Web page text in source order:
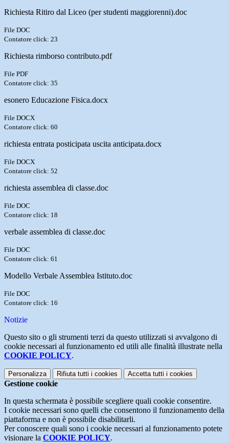
Richiesta Ritiro dal Liceo (per studenti maggiorenni).doc
File DOC
Contatore click: 23
Richiesta rimborso contributo.pdf
File PDF
Contatore click: 35
esonero Educazione Fisica.docx
File DOCX
Contatore click: 60
richiesta entrata posticipata uscita anticipata.docx
File DOCX
Contatore click: 52
richiesta assemblea di classe.doc
File DOC
Contatore click: 18
verbale assemblea di classe.doc
File DOC
Contatore click: 61
Modello Verbale Assemblea Istituto.doc
File DOC
Contatore click: 16
Notizie
Questo sito o gli strumenti terzi da questo utilizzati si avvalgono di
cookie necessari al funzionamento ed utili alle finalità illustrate nella
COOKIE POLICY.
Personalizza Rifiuta tutti i cookies Accetta tutti i cookies
Gestione cookie
In questa schermata è possibile scegliere quali cookie consentire.
I cookie necessari sono quelli che consentono il funzionamento della
piattaforma e non è possibile disabilitarli.
Per conoscere quali sono i cookie necessari al funzionamento potete
visionare la COOKIE POLICY.